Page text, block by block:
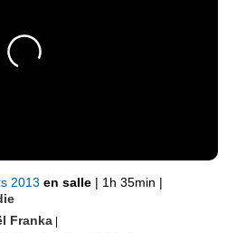
2013en salle | 1h 35min |
Franka |